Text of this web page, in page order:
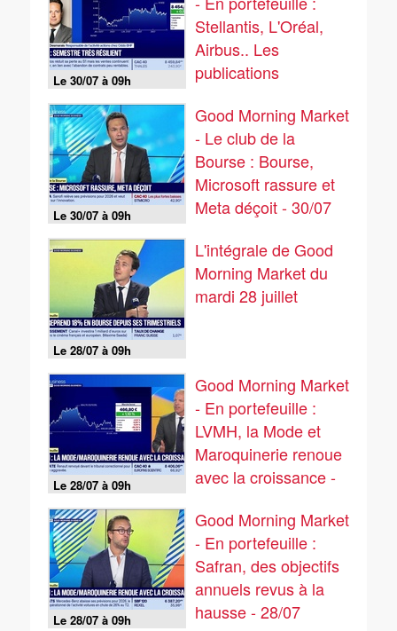
Le 30/07 à 09h
Stellantis, L'Oréal,
Airbus.. Les
publications
Le 30/07 à 09h
Good Morning Market
- Le club de la
Bourse : Bourse,
Microsoft rassure et
Meta déçoit - 30/07
Le 28/07 à 09h
L'intégrale de Good
Morning Market du
mardi 28 juillet
Le 28/07 à 09h
Good Morning Market
- En portefeuille :
LVMH, la Mode et
Maroquinerie renoue
avec la croissance -
Le 28/07 à 09h
Good Morning Market
- En portefeuille :
Safran, des objectifs
annuels revus à la
hausse - 28/07